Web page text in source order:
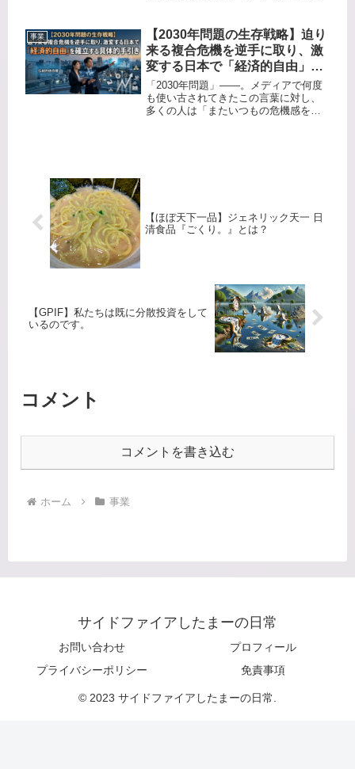
人であっても平均点が取れてしまう投
資です。しかも信託報酬などのラン...
事業
【2030年問題の生存戦略】迫り
来る複合危機を逆手に取り、激
変する日本で「経済的自由」を
確立する具体的手引き
「2030年問題」――。メディアで何度
も使い古されてきたこの言葉に対し、
多くの人は「またいつもの危機感を煽
【ほぼ天下一品】ジェネリック天一 日
清食品『ごくり。』とは？
【GPIF】私たちは既に分散投資をして
いるのです。
コメント
コメントを書き込む
ホーム 事業
サイドファイアしたまーの日常
お問い合わせ
プロフィール
プライバシーポリシー
免責事項
© 2023 サイドファイアしたまーの日常.